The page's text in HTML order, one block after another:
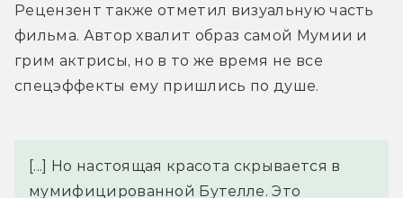
Рецензент также отметил визуальную часть
фильма. Автор хвалит образ самой Мумии и
грим актрисы, но в то же время не все
спецэффекты ему пришлись по душе.
[...] Но настоящая красота скрывается в
мумифицированной Бутелле. Это